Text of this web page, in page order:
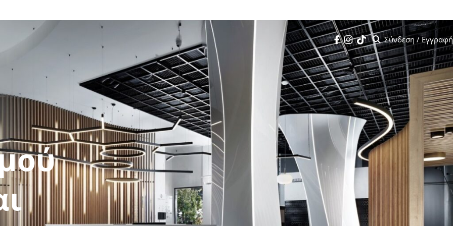
Σεμινάρια Kafkas Institute ΗμερολόγιοΤα Νέα μαςVideos
Facebook
Instagram
Tik Tok
Search
Σύνδεση / Εγγραφή